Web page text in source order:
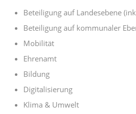
Beteiligung auf Landesebene
Beteiligung auf kommunaler
Mobilität
Ehrenamt
Bildung
Digitalisierung
Klima & Umwelt